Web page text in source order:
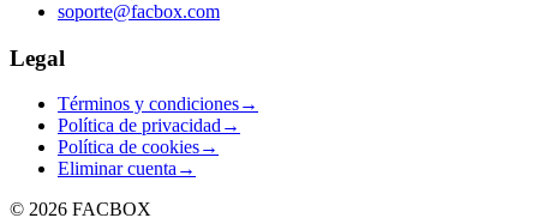
soporte@facbox.com
Legal
Términos y condiciones→
Política de privacidad→
Política de cookies→
Eliminar cuenta→
© 2026 FACBOX